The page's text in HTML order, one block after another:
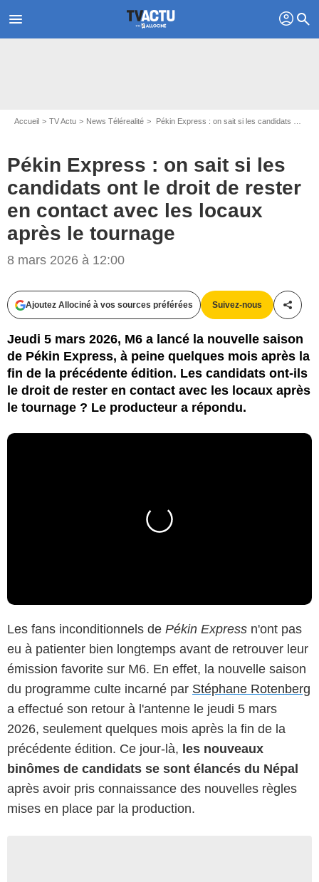
menu profil search
Accueil TV Actu News Télérealité Pékin Express : on sait si les candidats ont le droit de rester en contact avec les locaux après le tournage
Pékin Express : on sait si les
candidats ont le droit de rester
en contact avec les locaux
après le tournage
8 mars 2026 à 12:00
Ajoutez Allociné à vos sources préférées Suivez-nous
Jeudi 5 mars 2026, M6 a lancé la nouvelle saison
de Pékin Express, à peine quelques mois après la
fin de la précédente édition. Les candidats ont-ils
le droit de rester en contact avec les locaux après
le tournage ? Le producteur a répondu.
Les fans inconditionnels de Pékin Express n'ont pas
eu à patienter bien longtemps avant de retrouver leur
émission favorite sur M6. En effet, la nouvelle saison
du programme culte incarné par Stéphane Rotenberg
a effectué son retour à l'antenne le jeudi 5 mars
2026, seulement quelques mois après la fin de la
précédente édition. Ce jour-là, les nouveaux
binômes de candidats se sont élancés du Népal
après avoir pris connaissance des nouvelles règles
mises en place par la production.